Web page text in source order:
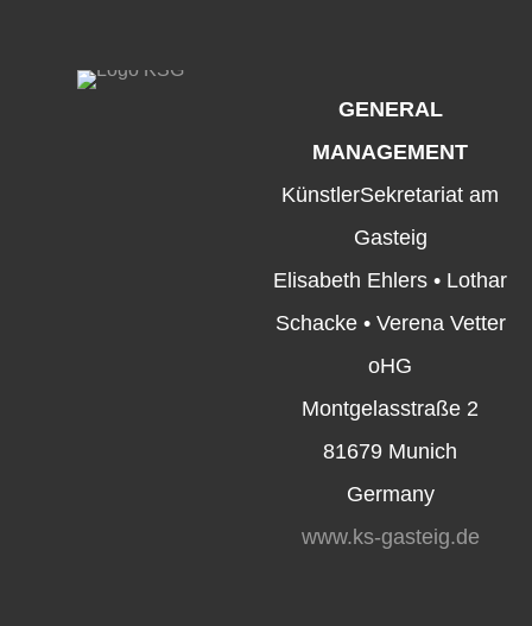
GENERAL
MANAGEMENT
KünstlerSekretariat am
Gasteig
Elisabeth Ehlers • Lothar
Schacke • Verena Vetter
oHG
Montgelasstraße 2
81679 Munich
Germany
www.ks-gasteig.de